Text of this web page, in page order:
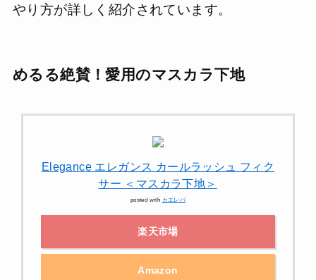
やり方が詳しく紹介されています。
めるる絶賛！愛用のマスカラ下地
Elegance エレガンス カールラッシュ フィク
サー ＜マスカラ下地＞
posted with カエレバ
楽天市場
Amazon